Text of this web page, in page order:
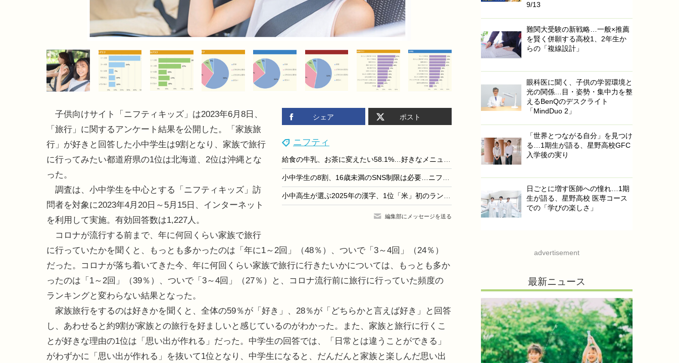
シェア ポスト
ニフティ
給食の牛乳、お茶に変えたい58.1%…好きなメニュー1位は
小中学生の8割、16歳未満のSNS制限は必要…ニフティキッズ調査
小中高生が選ぶ2025年の漢字、1位「米」初のランクイン
編集部にメッセージを送る
子供向けサイト「ニフティキッズ」は2023年6月8日、
「旅行」に関するアンケート結果を公開した。「家族旅
行」が好きと回答した小中学生は9割となり、家族で旅行
に行ってみたい都道府県の1位は北海道、2位は沖縄とな
った。
調査は、小中学生を中心とする「ニフティキッズ」訪
問者を対象に2023年4月20日～5月15日、インターネット
を利用して実施。有効回答数は1,227人。
コロナが流行する前まで、年に何回くらい家族で旅行
に行っていたかを聞くと、もっとも多かったのは「年に1～2回」（48％）、ついで「3～4回」（24％）
だった。コロナが落ち着いてきた今、年に何回くらい家族で旅行に行きたいかについては、もっとも多か
ったのは「1～2回」（39％）、ついで「3～4回」（27％）と、コロナ流行前に旅行に行っていた頻度の
ランキングと変わらない結果となった。
家族旅行をするのは好きかを聞くと、全体の59％が「好き」、28％が「どちらかと言えば好き」と回答
し、あわせると約9割が家族との旅行を好ましいと感じているのがわかった。また、家族と旅行に行くこ
とが好きな理由の1位は「思い出が作れる」だった。中学生の回答では、「日常とは違うことができる」
がわずかに「思い出が作れる」を抜いて1位となり、中学生になると、だんだんと家族と楽しんだ思い出
9/13
難関大受験の新戦略…一般×推薦
を賢く併願する高校1、2年生か
らの「複線設計」
眼科医に聞く、子供の学習環境と
光の関係…目・姿勢・集中力を整
えるBenQのデスクライト
「MindDuo 2」
「世界とつながる自分」を見つけ
る…1期生が語る、星野高校GFC
入学後の実り
日ごとに増す医師への憧れ…1期
生が語る、星野高校 医専コース
での「学びの楽しさ」
advertisement
最新ニュース